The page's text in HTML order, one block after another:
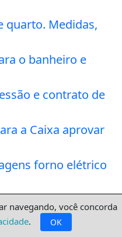
quarto. Medidas,
o banheiro e
e contrato de
a Caixa aprovar
forno elétrico
permuta ou
navegando, você concorda
. OK